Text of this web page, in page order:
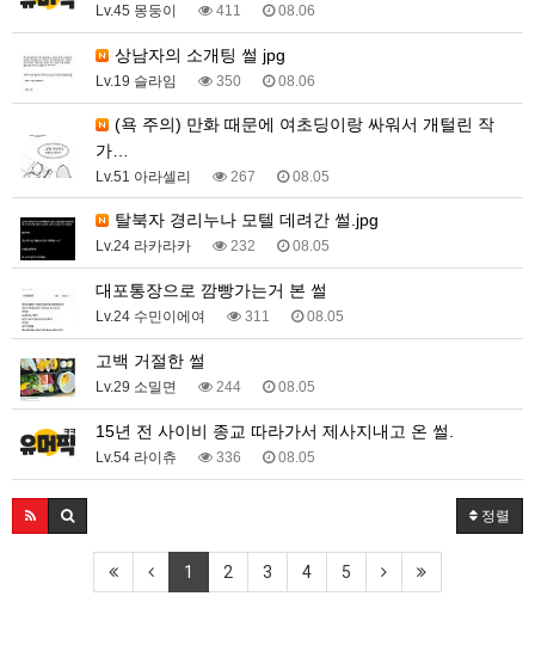
Lv.45 몽둥이 411 08.06
상남자의 소개팅 썰 jpg
Lv.19 슬라임 350 08.06
가…
Lv.51 아라셀리 267 08.05
탈북자 경리누나 모텔 데려간 썰.jpg
Lv.24 라카라카 232 08.05
대포통장으로 깜빵가는거 본 썰
Lv.24 수민이에여 311 08.05
고백 거절한 썰
Lv.29 소밀면 244 08.05
15년 전 사이비 종교 따라가서 제사지내고 온 썰.
Lv.54 라이츄 336 08.05
정렬
1 2 3 4 5